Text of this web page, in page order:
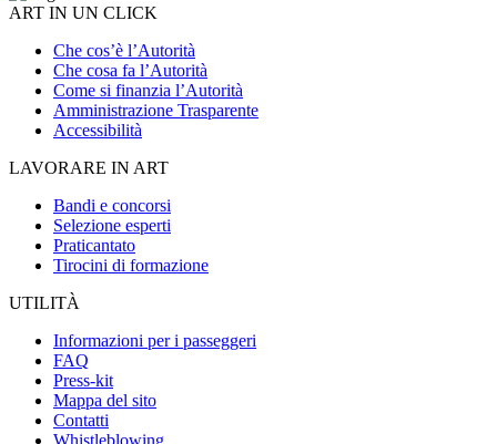
ART IN UN CLICK
Che cos’è l’Autorità
Che cosa fa l’Autorità
Come si finanzia l’Autorità
Amministrazione Trasparente
Accessibilità
LAVORARE IN ART
Bandi e concorsi
Selezione esperti
Praticantato
Tirocini di formazione
UTILITÀ
Informazioni per i passeggeri
FAQ
Press-kit
Mappa del sito
Contatti
Whistleblowing